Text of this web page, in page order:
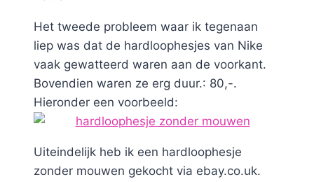
Het tweede probleem waar ik tegenaan
liep was dat de hardloophesjes van Nike
vaak gewatteerd waren aan de voorkant.
Bovendien waren ze erg duur.: 80,-.
Hieronder een voorbeeld:
Uiteindelijk heb ik een hardloophesje
zonder mouwen gekocht via ebay.co.uk.